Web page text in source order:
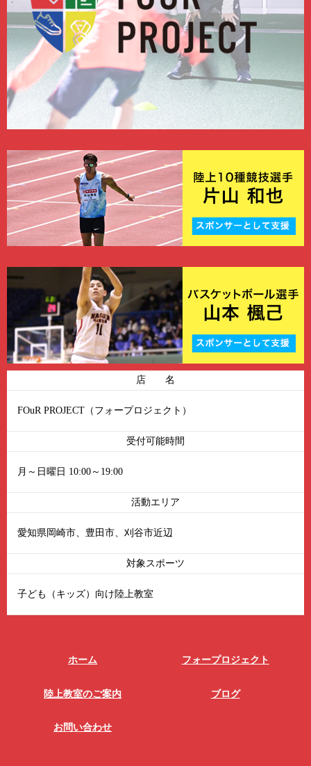
店 名
FOuR PROJECT（フォープロジェクト）
受付可能時間
月～日曜日 10:00～19:00
活動エリア
愛知県岡崎市、豊田市、刈谷市近辺
対象スポーツ
子ども（キッズ）向け陸上教室
ホーム フォープロジェクト
陸上教室のご案内 ブログ
お問い合わせ